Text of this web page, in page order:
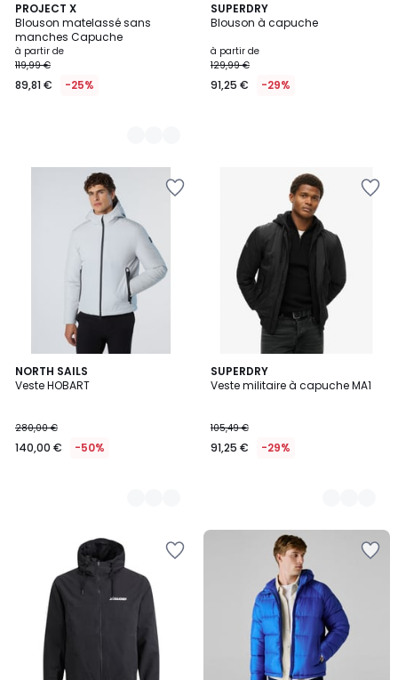
PROJECT X
Blouson matelassé sans
manches Capuche
à partir de
119,99 €
89,81 € -25%
3
Couleurs
SUPERDRY
Blouson à capuche
à partir de
129,99 €
91,25 € -29%
NORTH SAILS
Veste HOBART
280,00 €
140,00 € -50%
4
Couleurs
SUPERDRY
Veste militaire à capuche MA1
105,49 €
91,25 € -29%
2
Couleurs